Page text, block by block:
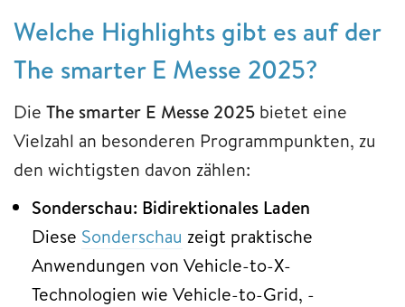
Welche Highlights gibt es auf der
The smarter E Messe 2025?
Die The smarter E Messe 2025 bietet eine
Vielzahl an besonderen Programmpunkten, zu
den wichtigsten davon zählen:
Sonderschau: Bidirektionales Laden
Diese Sonderschau zeigt praktische
Anwendungen von Vehicle-to-X-
Technologien wie Vehicle-to-Grid, -